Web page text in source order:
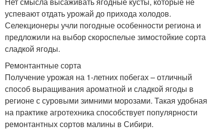
успевают отдать урожай до прихода холодов.
Селекционеры учли погодные особенности региона и
предложили на выбор скороспелые зимостойкие сорта
сладкой ягоды.
Ремонтантные сорта
Получение урожая на 1-летних побегах – отличный
способ выращивания ароматной и сладкой ягоды в
регионе с суровыми зимними морозами. Такая удобная
на практике агротехника способствует популярности
ремонтантных сортов малины в Сибири.